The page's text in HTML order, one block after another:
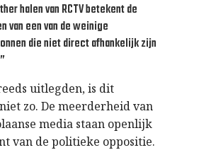
halen van RCTV betekent de
van een van de weinige
die niet direct afhankelijk zijn
uitlegden, is dit
zo. De meerderheid van
media staan openlijk
van de politieke oppositie.